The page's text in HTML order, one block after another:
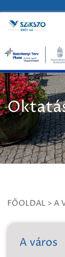
FŐOLDAL > A
A város